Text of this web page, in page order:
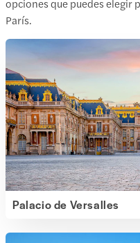
París.
Palacio de Versalles